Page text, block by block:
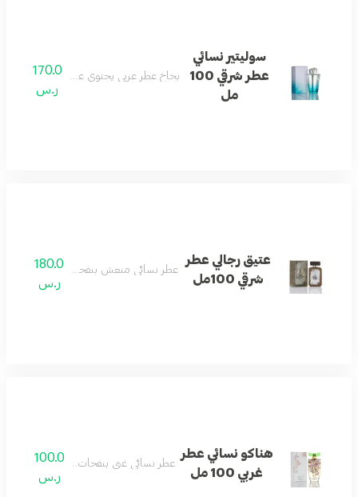
سوليتير نسائي
عطر شرقي 100
مل
بخاخ عطر عربي يحتوي على نفحات العود
170.0
ر.س
عتيق رجالي عطر
شرقي 100مل
عطر نسائي منعش بنفحات باردة وزهرية.
180.0
ر.س
هناكو نسائي عطر
غربي 100 مل
عطر نسائي غني بنفحات الفاكهة والزهور.
100.0
ر.س